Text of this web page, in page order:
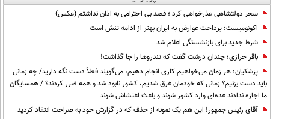
سحر دولتشاهی عذرخواهی کرد ؛ قصد بی احترامی به اذان نداشتم (عکس)
اکونومیست: پرداخت عوارض به ایران بهتر از ادامه تنش است
شرط جدید برای بازنشستگی اعلام شد
باقر خرازی؛ چندان درشت گفت که تندروها را جا گذاشت!
پزشکیان: هر زمان می‌خواهیم کاری انجام دهیم، می‌گویند فعلاً دست نگه دارید/ چه زمانی
باید دست بزنیم؟ زمانی که خودمان غرق شدیم، کشور نابود شد و همه ضرر کردند؟ / همسایگان
ما اجازه ندادند عده‌ای وارد کشور شوند و باعث اغتشاش شوند
آقای رئیس جمهور! این هم یک نمونه از حذف که در گزارش خود به صراحت انتقاد کردید